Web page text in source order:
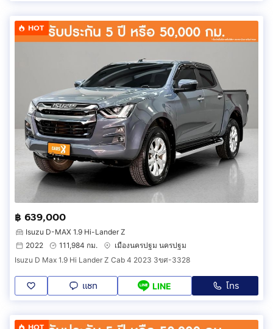
HOT
฿ 639,000
Isuzu D-MAX 1.9 Hi-Lander Z
2022
111,984 กม.
เมืองนครปฐม นครปฐม
Isuzu D Max 1.9 Hi Lander Z Cab 4 2023 3ขศ-3328
แชท LINE โทร